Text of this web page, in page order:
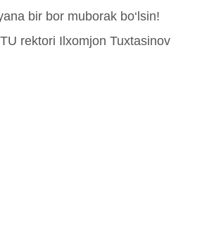
bir bor muborak bo‘lsin!
rektori Ilxomjon Tuxtasinov